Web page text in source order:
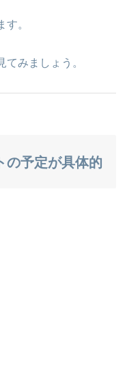
。
みましょう。
予定が具体的